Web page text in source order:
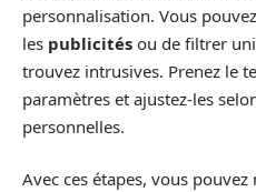
personnalisation. Vous
les publicités ou de filtrer
trouvez intrusives. Prenez le
paramètres et ajustez-les
personnelles.
Avec ces étapes, vous